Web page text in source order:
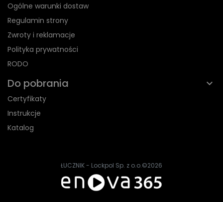
Ogólne warunki dostaw
Regulamin strony
Zwroty i reklamacje
Polityka prywatności
RODO
Do pobrania
Certyfikaty
Instrukcje
Katalog
ŁUCZNIK - Lockpol Sp. z o.o.©2026